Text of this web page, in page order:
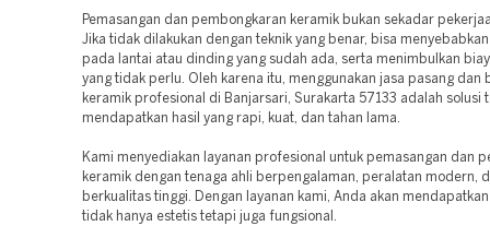
Pemasangan dan pembongkaran keramik bukan sekadar
Jika tidak dilakukan dengan teknik yang benar, bisa
pada lantai atau dinding yang sudah ada, serta menimbulkan
yang tidak perlu. Oleh karena itu, menggunakan jasa pasang dan
keramik profesional di Banjarsari, Surakarta 57133 adalah solusi
mendapatkan hasil yang rapi, kuat, dan tahan lama.
Kami menyediakan layanan profesional untuk pemasangan dan
keramik dengan tenaga ahli berpengalaman, peralatan modern,
berkualitas tinggi. Dengan layanan kami, Anda akan
tidak hanya estetis tetapi juga fungsional.